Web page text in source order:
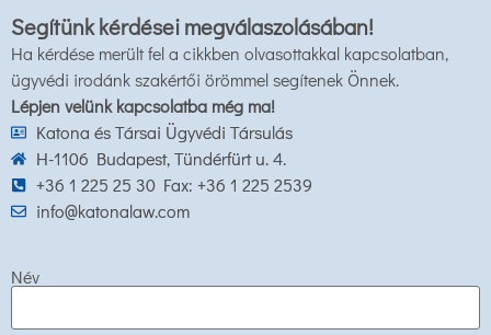
Segítünk kérdései megválaszolásában!
Ha kérdése merült fel a cikkben olvasottakkal kapcsolatban,
ügyvédi irodánk szakértői örömmel segítenek Önnek.
Lépjen velünk kapcsolatba még ma!
Katona és Társai Ügyvédi Társulás
H-1106 Budapest, Tündérfürt u. 4.
+36 1 225 25 30 Fax: +36 1 225 2539
info@katonalaw.com
Név